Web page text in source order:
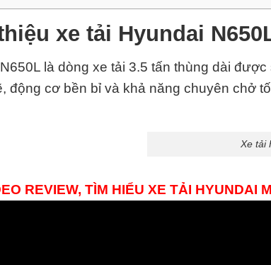
xe tải Hyundai
là dòng xe tải 3.5 tấn thùng dài
động cơ bền bỉ và khả năng chuyên chở
Xe tải
REVIEW, TÌM HIỂU XE TẢI HYUNDAI